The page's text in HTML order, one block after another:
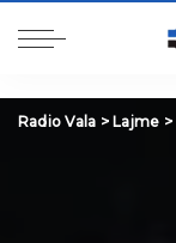
Radio Vala > Lajme >